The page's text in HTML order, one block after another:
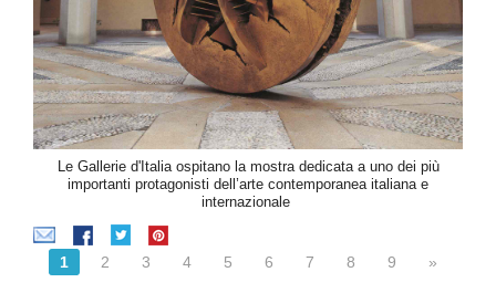
Le Gallerie d'Italia ospitano la mostra dedicata a uno dei più
importanti protagonisti dell’arte contemporanea italiana e
internazionale
1 2 3 4 5 6 7 8 9 »